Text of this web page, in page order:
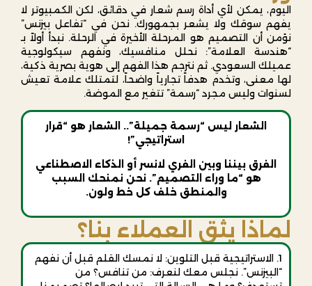
اليوم، يمكن لأي أداة رسم شعار في دقائق، لكن الكمبيوتر لا
يفهم سوقك ولا يشعر بجمهورك. نحن في “تفاعل بيزنس”
نؤمن أن التصميم هو المرحلة الأخيرة في الرحلة. نبدأ أولاً بـ
“هندسة العلامة”: نحلل منافسيك، ونفهم سيكولوجية
عميلك السعودي. ثم نترجم هذا الفهم إلى هوية بصرية ذكية،
لها معنى، وتخدم هدفاً تجارياً واضحاً، لتمتلك علامة تعيش
لسنوات وليس مجرد “رسمة” تتغير مع الموضة.
الشعار ليس “رسمة جميلة”.. الشعار هو “قرار
استراتيجي”!
الفرق بيننا وبين الفري لانسر أو الذكاء الاصطناعي
هو “ما وراء التصميم”. نحن نمنحك السبب
والمنطق خلف كل خط ولون.
لماذا يثق العملاء بنا؟
1. الاستراتيجية قبل التلوين: لا نمسك القلم قبل أن نفهم
“البيزنس”. نجلس معك لنعرف: من تنافس؟ من